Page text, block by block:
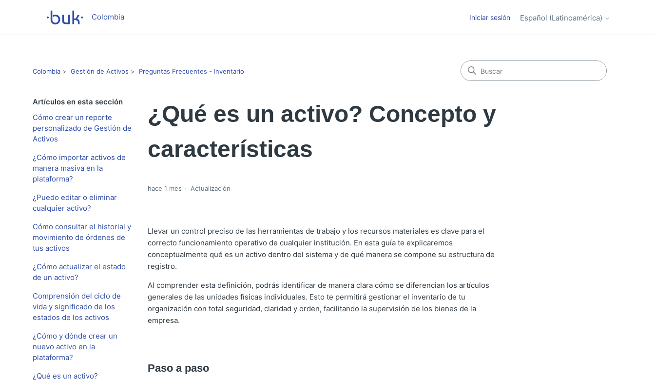
Colombia Iniciar sesión Español (Latinoamérica)
Colombia Gestión de Activos Preguntas Frecuentes - Inventario
Artículos en esta sección
Cómo crear un reporte
personalizado de Gestión de
Activos
¿Cómo importar activos de
manera masiva en la
plataforma?
¿Puedo editar o eliminar
cualquier activo?
Cómo consultar el historial y
movimiento de órdenes de
tus activos
¿Cómo actualizar el estado
de un activo?
Comprensión del ciclo de
vida y significado de los
estados de los activos
¿Cómo y dónde crear un
nuevo activo en la
plataforma?
¿Qué es un activo?
¿Qué es un activo? Concepto y
características
hace 1 mes Actualización
Llevar un control preciso de las herramientas de trabajo y los recursos materiales es clave para el
correcto funcionamiento operativo de cualquier institución. En esta guía te explicaremos
conceptualmente qué es un activo dentro del sistema y de qué manera se compone su estructura de
registro.
Al comprender esta definición, podrás identificar de manera clara cómo se diferencian los artículos
generales de las unidades físicas individuales. Esto te permitirá gestionar el inventario de tu
organización con total seguridad, claridad y orden, facilitando la supervisión de los bienes de la
empresa.
Paso a paso